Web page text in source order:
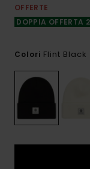
OFFERTE
DOPPIA OFFERTA
Colori Flint Black